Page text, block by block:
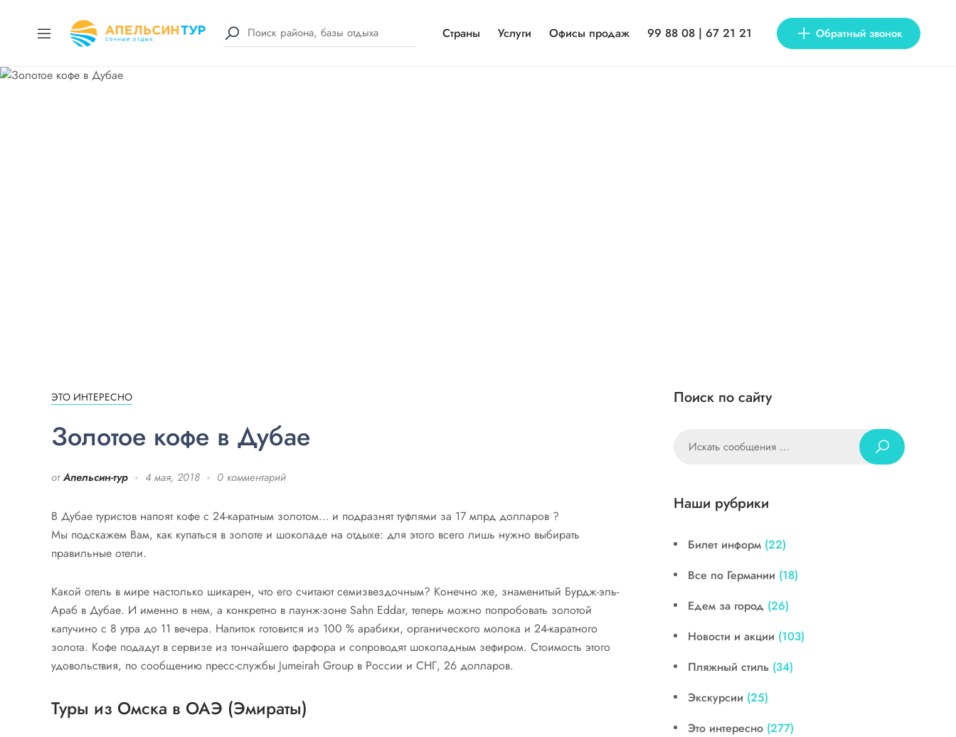
Страны Услуги Офисы продаж 99 88 08 | 67 21 21 Обратный звонок
ЭТО ИНТЕРЕСНО
Золотое кофе в Дубае
от Апельсин-тур 4 мая, 2018 0 комментарий
В Дубае туристов напоят кофе с 24-каратным золотом… и подразнят туфлями за 17 млрд долларов ?
Мы подскажем Вам, как купаться в золоте и шоколаде на отдыхе: для этого всего лишь нужно выбирать
правильные отели.
Какой отель в мире настолько шикарен, что его считают семизвездочным? Конечно же, знаменитый Бурдж-эль-
Араб в Дубае. И именно в нем, а конкретно в лаунж-зоне Sahn Eddar, теперь можно попробовать золотой
капучино с 8 утра до 11 вечера. Напиток готовится из 100 % арабики, органического молока и 24-каратного
золота. Кофе подадут в сервизе из тончайшего фарфора и сопроводят шоколадным зефиром. Стоимость этого
удовольствия, по сообщению пресс-службы Jumeirah Group в России и СНГ, 26 долларов.
Туры из Омска в ОАЭ (Эмираты)
Поиск по сайту
Наши рубрики
Билет информ (22)
Все по Германии (18)
Едем за город (26)
Новости и акции (103)
Пляжный стиль (34)
Экскурсии (25)
Это интересно (277)